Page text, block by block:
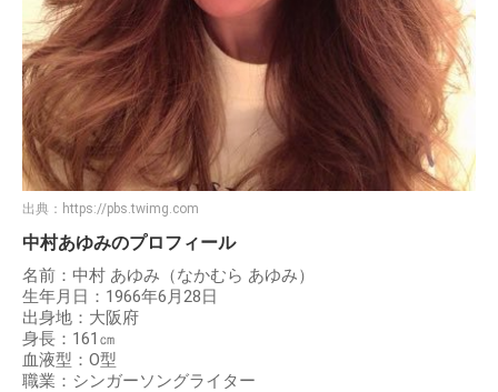
出典： https://pbs.twimg.com
中村あゆみのプロフィール
名前：中村 あゆみ（なかむら あゆみ）
生年月日：1966年6月28日
出身地：大阪府
身長：161㎝
血液型：O型
職業：シンガーソングライター